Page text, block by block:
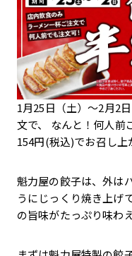
1月25日（土）～2月2
文で、 なんと！何人前
154円(税込)でお召し上
魁力屋の餃子は、外は
うにじっくり焼き上げ
の旨味がたっぷり味わ